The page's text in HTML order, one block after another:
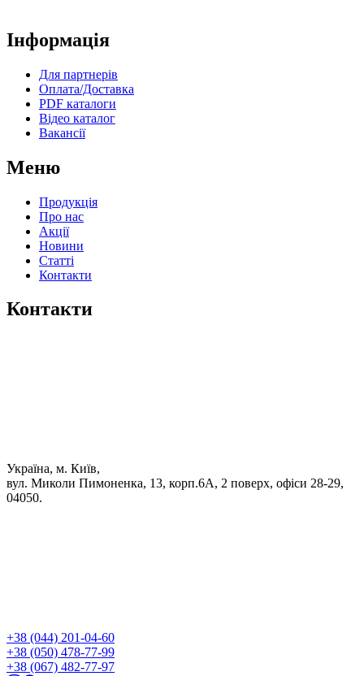
Інформація
Для партнерів
Оплата/Доставка
PDF каталоги
Відео каталог
Вакансії
Меню
Продукція
Про нас
Акції
Новини
Статті
Контакти
Контакти
Україна, м. Київ,
вул. Миколи Пимоненка, 13, корп.6А, 2 поверх, офіси 28-29,
04050.
+38 (044) 201-04-60
+38 (050) 478-77-99
+38 (067) 482-77-97